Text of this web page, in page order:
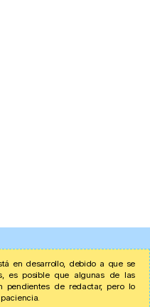
en desarrollo, debido a que se
es posible que algunas de las
pendientes de redactar, pero lo